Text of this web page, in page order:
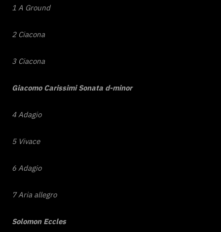
1 A Ground
2 Ciacona
3 Ciacona
Giacomo CarissimiSonata d-minor
4 Adagio
5 Vivace
6 Adagio
7 Aria allegro
Solomon Eccles